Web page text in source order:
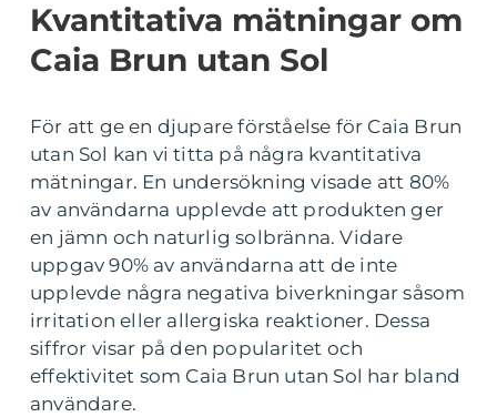
Kvantitativa mätningar om
Caia Brun utan Sol
För att ge en djupare förståelse för Caia Brun
utan Sol kan vi titta på några kvantitativa
mätningar. En undersökning visade att 80%
av användarna upplevde att produkten ger
en jämn och naturlig solbränna. Vidare
uppgav 90% av användarna att de inte
upplevde några negativa biverkningar såsom
irritation eller allergiska reaktioner. Dessa
siffror visar på den popularitet och
effektivitet som Caia Brun utan Sol har bland
användare.